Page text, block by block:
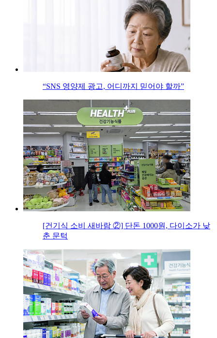
“SNS 영양제 광고, 어디까지 믿어야 할까”
[건기식 소비 새바람 ②] 단돈 1000원, 다이소가 낮
춘 문턱